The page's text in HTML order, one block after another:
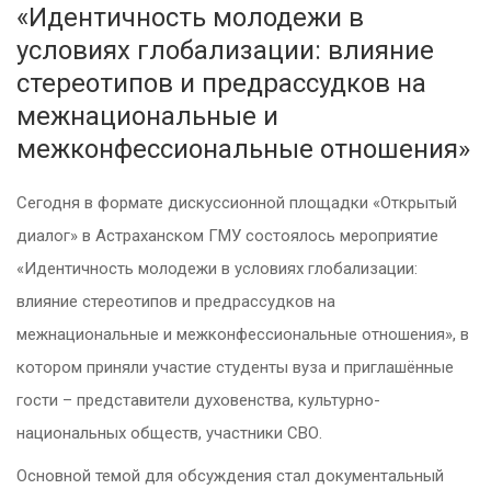
«Идентичность молодежи в
условиях глобализации: влияние
стереотипов и предрассудков на
межнациональные и
межконфессиональные отношения»
Сегодня в формате дискуссионной площадки «Открытый
диалог» в Астраханском ГМУ состоялось мероприятие
«Идентичность молодежи в условиях глобализации:
влияние стереотипов и предрассудков на
межнациональные и межконфессиональные отношения», в
котором приняли участие студенты вуза и приглашённые
гости – представители духовенства, культурно-
национальных обществ, участники СВО.
Основной темой для обсуждения стал документальный